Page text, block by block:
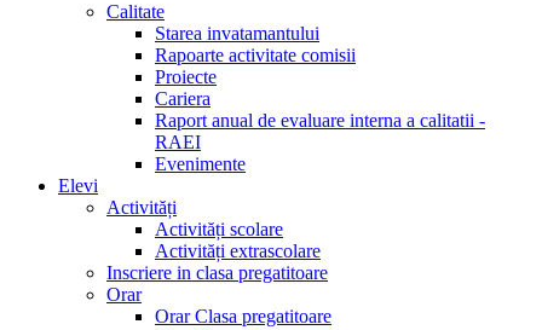
Calitate
Starea invatamantului
Rapoarte activitate comisii
Proiecte
Cariera
Raport anual de evaluare interna a calitatii -
RAEI
Evenimente
Elevi
Activități
Activități scolare
Activități extrascolare
Inscriere in clasa pregatitoare
Orar
Orar Clasa pregatitoare